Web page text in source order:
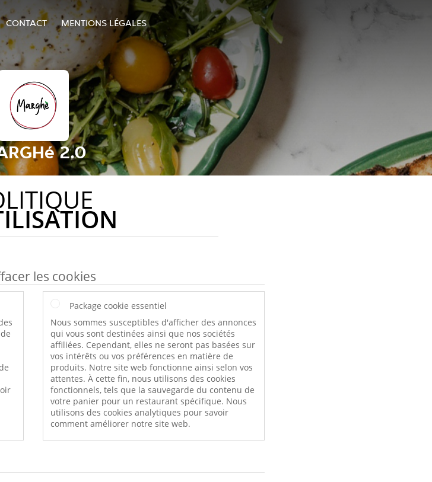
CONTACT MENTIONS LÉGALES
2.0
les cookies
Package cookie essentiel
Nous sommes susceptibles d'afficher des annonces
qui vous sont destinées ainsi que nos sociétés
affiliées. Cependant, elles ne seront pas basées sur
vos intérêts ou vos préférences en matière de
produits. Notre site web fonctionne ainsi selon vos
attentes. À cette fin, nous utilisons des cookies
fonctionnels, tels que la sauvegarde du contenu de
votre panier pour un restaurant spécifique. Nous
utilisons des cookies analytiques pour savoir
comment améliorer notre site web.